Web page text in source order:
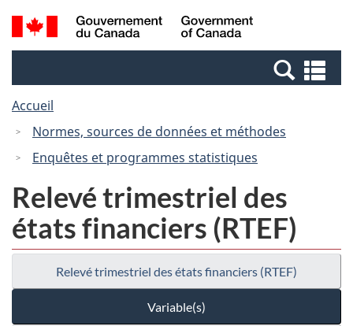
Passer
au
Passer
à
Canada
Recherche
et
et
Accueil
Normes, sources de données et méthodes
Enquêtes et programmes statistiques
Relevé trimestriel des
états financiers (RTEF)
Relevé trimestriel des états financiers (RTEF)
Variable(s)